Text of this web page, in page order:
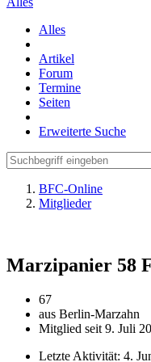
Alles
Artikel
Forum
Termine
Seiten
Erweiterte Suche
BFC-Online
Mitglieder
Marzipanier 58
67
aus Berlin-Marzahn
Mitglied seit 9. Juli
Letzte Aktivität: 4.